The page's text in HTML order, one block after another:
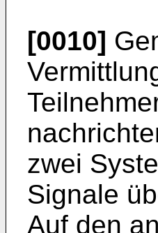
[0010]
zwei
Signale
Auf den